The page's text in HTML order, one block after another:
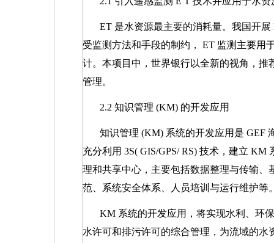
ET 是水资源最主要的消耗量。我国开展
受监测方法和手段的制约， ET 监测主要用
计。本项目中，世界银行以全新的视角，
管理。
2.2 知识管理 (KM) 的开发应用
知识管理 (KM) 系统的开发应用是 GEF
充分利用 3S( GIS/GPS/ RS) 技术，建立 KM
理和共享中心，主要包括数据整理与传输
范、系统安全体系、人员培训与运行维护等
KM 系统的开发应用，将实现水利、环
水许可和排污许可的综合管理，为流域的